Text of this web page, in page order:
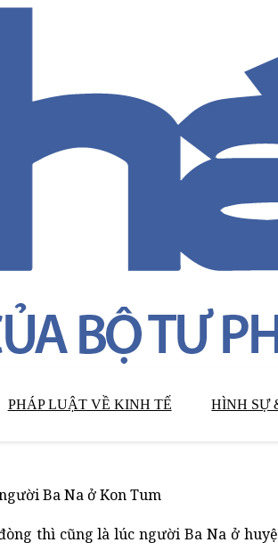
PHÁP LUẬT VỀ KINH TẾ HÌNH SỰ
Ba Na ở Kon Tum
thì cũng là lúc người Ba Na ở